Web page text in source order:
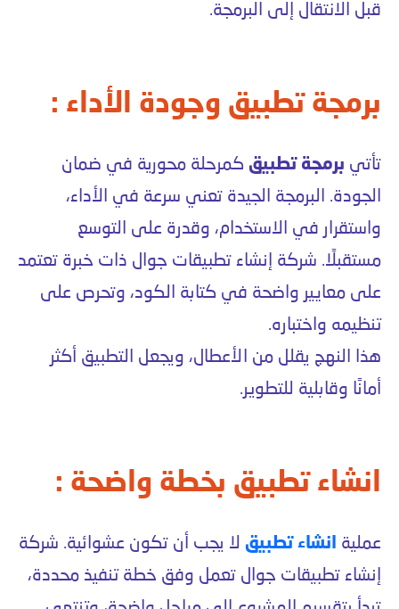
قبل الانتقال إلى البرمجة.
برمجة تطبيق وجودة الأداء :
تأتي برمجة تطبيق كمرحلة محورية في ضمان
الجودة. البرمجة الجيدة تعني سرعة في الأداء،
واستقرار في الاستخدام، وقدرة على التوسع
مستقبلًا. شركة إنشاء تطبيقات جوال ذات خبرة تعتمد
على معايير واضحة في كتابة الكود، وتحرص على
تنظيمه واختباره.
هذا النهج يقلل من الأعطال، ويجعل التطبيق أكثر
أمانًا وقابلية للتطوير.
انشاء تطبيق بخطة واضحة :
عملية انشاء تطبيق لا يجب أن تكون عشوائية. شركة
إنشاء تطبيقات جوال تعمل وفق خطة تنفيذ محددة،